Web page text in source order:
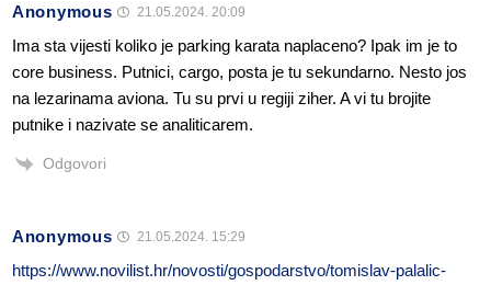
Anonymous 21.05.2024. 20:09
Ima sta vijesti koliko je parking karata naplaceno? Ipak im je to
core business. Putnici, cargo, posta je tu sekundarno. Nesto jos
na lezarinama aviona. Tu su prvi u regiji ziher. A vi tu brojite
putnike i nazivate se analiticarem.
Odgovori
Anonymous 21.05.2024. 15:29
https://www.novilist.hr/novosti/gospodarstvo/tomislav-palalic-